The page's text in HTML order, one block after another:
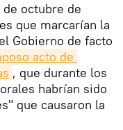
octubre de
que marcarían la
Gobierno de facto
acto de
, que durante los
habrían sido
que causaron la